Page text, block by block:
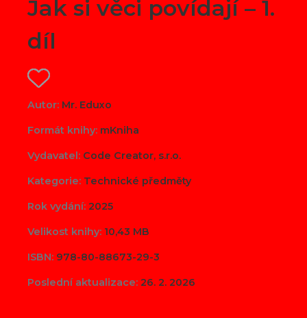
Jak si věci povídají – 1.
díl
Autor: Mr. Eduxo
Formát knihy: mKniha
Vydavatel: Code Creator, s.r.o.
Kategorie: Technické předměty
Rok vydání: 2025
Velikost knihy: 10,43 MB
ISBN: 978-80-88673-29-3
Poslední aktualizace: 26. 2. 2026